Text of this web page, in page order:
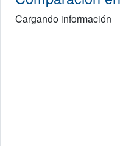
Cargando información